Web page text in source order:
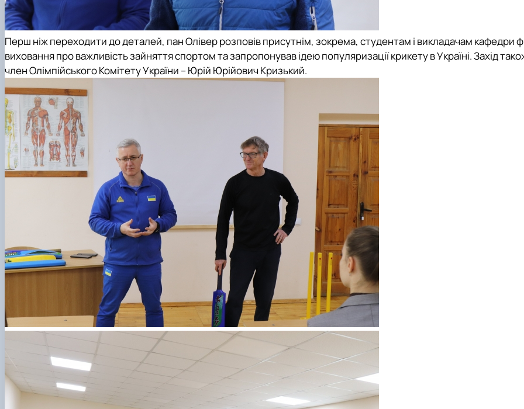
Перш ніж переходити до деталей, пан Олівер розповів присутнім, зокрема, студентам і викладачам кафедри
вихованняпро важливість зайняття спортом та запропонував ідею популяризації крикету в Україні. Захід
членОлімпійського Комітету України – Юрій Юрійович Кризький.